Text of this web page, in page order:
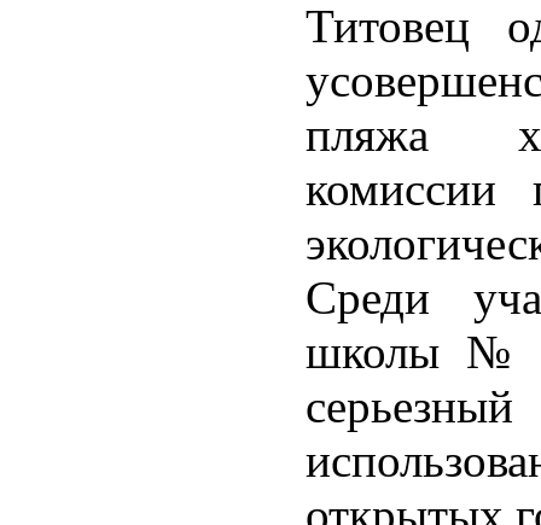
Титовец
пляжа
комиссии
Среди
школы №
открытых